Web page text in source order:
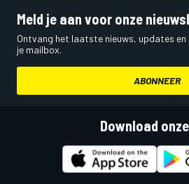
Meld je aan voor onze
Ontvang het laatste nieuws, updates
je mailbox.
ABONNEER
Download